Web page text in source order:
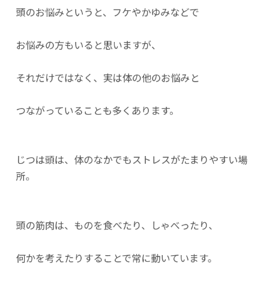
頭のお悩みというと、フケやかゆみなどで
お悩みの方もいると思いますが、
それだけではなく、実は体の他のお悩みと
つながっていることも多くあります。
じつは頭は、体のなかでもストレスがたまりやすい場
所。
頭の筋肉は、ものを食べたり、しゃべったり、
何かを考えたりすることで常に動いています。